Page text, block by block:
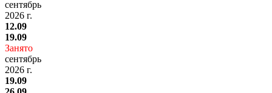
сентябрь
2026 г.
12.09
19.09
Занято
сентябрь
2026 г.
19.09